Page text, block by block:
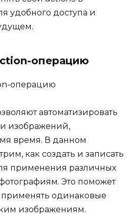
удобного доступа и
операцию
автоматизировать
изображений,
время. В данном
как создать и записать
применения различных
Это поможет
применять одинаковые
изображениям.